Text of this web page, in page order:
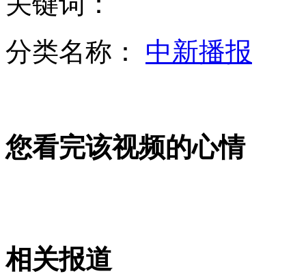
山西运城恶犬咬伤多人 警民合力深夜将其击毙
无痛分娩是否安全 医生回应
分类名称： 中新播报
您看完该视频的心情
相关报道